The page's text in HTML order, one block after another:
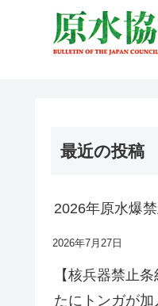
最近の投稿
2026年原水爆
2026年7月27日
【核兵器禁止
たにトンガが